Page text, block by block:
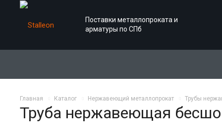
Поставки металлопроката и
арматуры по СПб
Главная Каталог Нержавеющий металлопрокат Трубы
Труба нержавеющая